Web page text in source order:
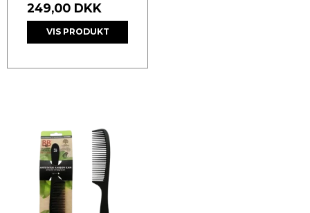
249,00 DKK
VIS PRODUKT